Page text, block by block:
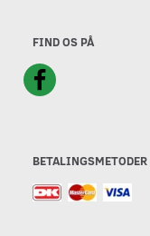
FIND OS PÅ
BETALINGSMETODER